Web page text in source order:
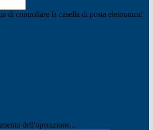
di controllare la casella di posta elettronica!
dell'operazione...